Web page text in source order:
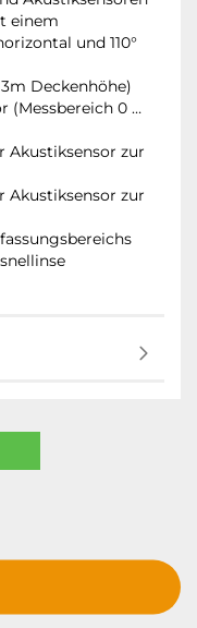
einem
und 110°
Deckenhöhe)
(Messbereich 0 …
Akustiksensor zur
Akustiksensor zur